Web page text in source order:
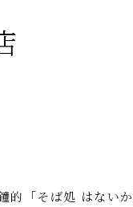
的「そば処 はない